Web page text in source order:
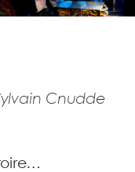
Cnudde